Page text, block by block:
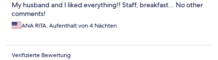
My husband and I liked everything!! Staff, breakfast... No other
comments!
ANA RITA, Aufenthalt von 4 Nächten
Verifizierte Bewertung